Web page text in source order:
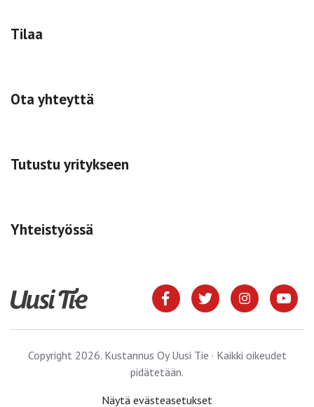
Tilaa
Ota yhteyttä
Tutustu yritykseen
Yhteistyössä
Copyright 2026. Kustannus Oy Uusi Tie · Kaikki oikeudet
pidätetään.
Näytä evästeasetukset